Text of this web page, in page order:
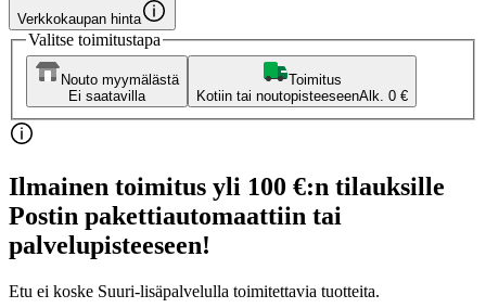
Verkkokaupan hinta
Valitse toimitustapa
Nouto myymälästä
Ei saatavilla
Toimitus
Kotiin tai noutopisteeseenAlk. 0 €
Ilmainen toimitus yli 100 €:n tilauksille
Postin pakettiautomaattiin tai
palvelupisteeseen!
Etu ei koske Suuri‑lisäpalvelulla toimitettavia tuotteita.